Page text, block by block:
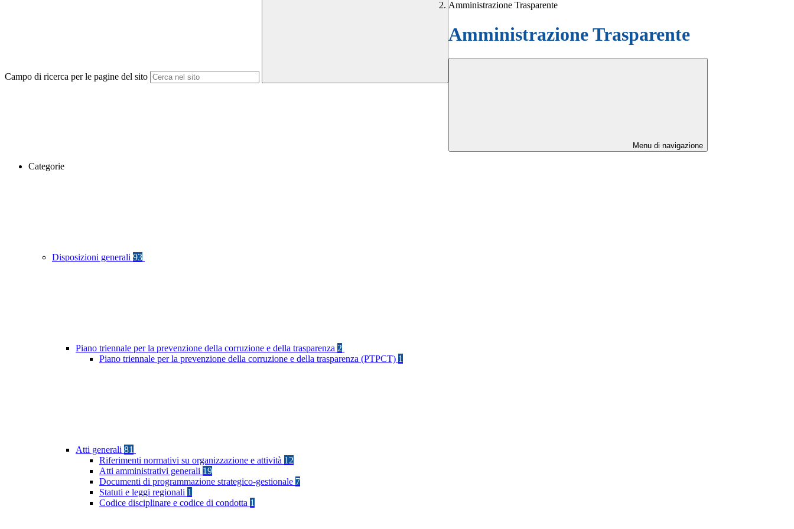
Campo di ricerca per le pagine del sito
Amministrazione Trasparente
Amministrazione Trasparente
Menu di navigazione
Categorie
Disposizioni generali 93
Piano triennale per la prevenzione della corruzione e della trasparenza 2
Piano triennale per la prevenzione della corruzione e della trasparenza (PTPCT) 1
Atti generali 81
Riferimenti normativi su organizzazione e attività 12
Atti amministrativi generali 19
Documenti di programmazione strategico-gestionale 7
Statuti e leggi regionali 1
Codice disciplinare e codice di condotta 1